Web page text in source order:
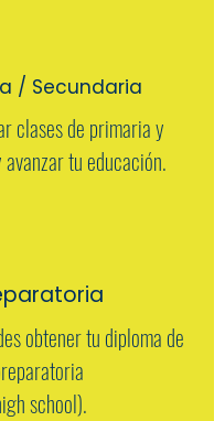
/ Secundaria
clases de primaria y
tu educación.
obtener tu diploma de
school).